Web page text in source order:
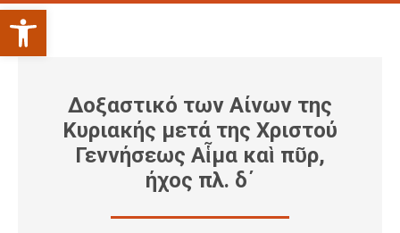
Ανοίξτε τη γραμμή εργαλείων
Δοξαστικό των Αίνων της
Κυριακής μετά της Χριστού
Γεννήσεως Αἷμα καὶ πῦρ,
ήχος πλ. δ΄